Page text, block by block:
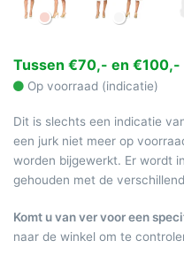
Tussen €70,- en €100,-
Op voorraad (indicatie)
Dit is slechts een indicatie
een jurk niet meer op
worden bijgewerkt. Er wordt
gehouden met de
Komt u van ver voor een
naar de winkel om te